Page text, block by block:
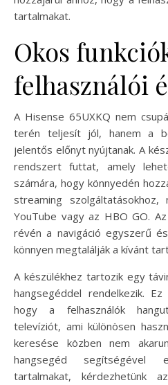
tartalmakat.
Okos
felhasználói
A Hisense 65UXKQ nem
terén teljesít jól, hanem a
jelentős előnyt nyújtanak. A
rendszert futtat, amely
számára, hogy könnyedén
streaming
YouTube vagy az HBO GO.
révén a navigáció egyszerű
könnyen megtalálják a kívánt
A készülékhez tartozik egy
hangsegéddel rendelkezik.
hogy a felhasználók
televíziót, ami különösen
keresése közben nem
hangsegéd segítségével
tartalmakat, kérdezhetünk